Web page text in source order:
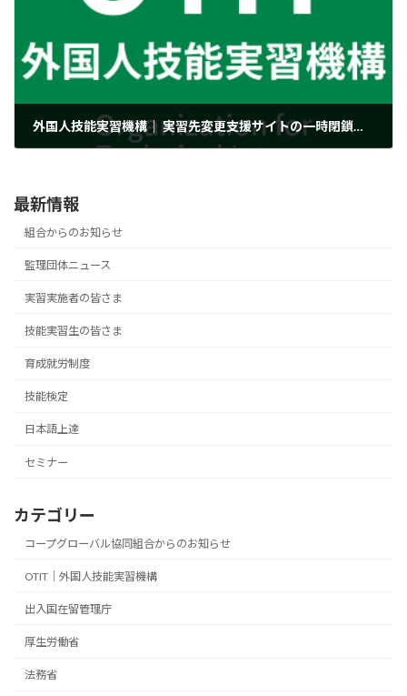
外国人技能実習機構｜ 実習先変更支援サイトの一時閉鎖期間中、臨時受付メールアドレスあてに新規登録情報や募集情報をお送りいただいた皆様へ
最新情報
組合からのお知らせ
監理団体ニュース
実習実施者の皆さま
技能実習生の皆さま
育成就労制度
技能検定
日本語上達
セミナー
カテゴリー
コープグローバル協同組合からのお知らせ
OTIT｜外国人技能実習機構
出入国在留管理庁
厚生労働省
法務省